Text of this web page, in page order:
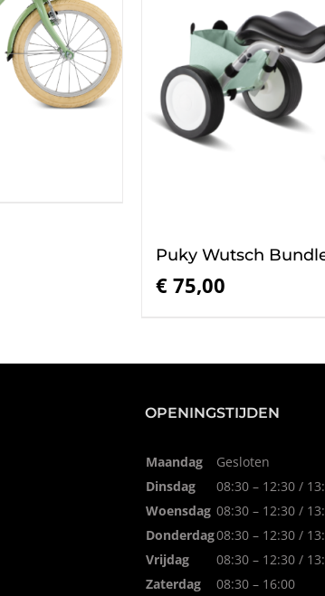
Puky Wutsch
€ 75,00
OPENINGSTIJDEN
Maandag
Gesloten
Dinsdag
08:30 – 12:30 /
Woensdag 08:30 – 12:30 /
Donderdag08:30 – 12:30 /
Vrijdag
08:30 – 12:30 /
Zaterdag
08:30 – 16:00